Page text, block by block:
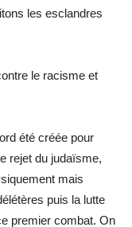
les esclandres
le racisme et
été créée pour
rejet du judaïsme,
mais
puis la lutte
premier combat. On